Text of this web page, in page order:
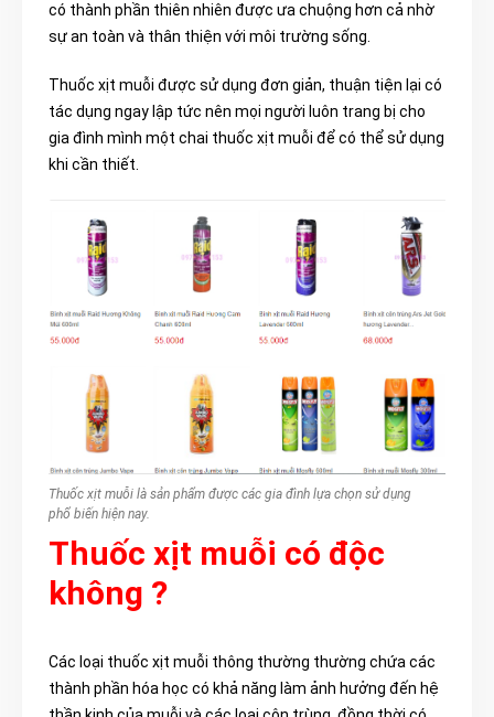
có thành phần thiên nhiên được ưa chuộng hơn cả nhờ
sự an toàn và thân thiện với môi trường sống.
Thuốc xịt muỗi được sử dụng đơn giản, thuận tiện lại có
tác dụng ngay lập tức nên mọi người luôn trang bị cho
gia đình mình một chai thuốc xịt muỗi để có thể sử dụng
khi cần thiết.
Thuốc xịt muỗi là sản phẩm được các gia đình lựa chọn sử dụng
phổ biến hiện nay.
Thuốc xịt muỗi có độc
không ?
Các loại thuốc xịt muỗi thông thường thường chứa các
thành phần hóa học có khả năng làm ảnh hưởng đến hệ